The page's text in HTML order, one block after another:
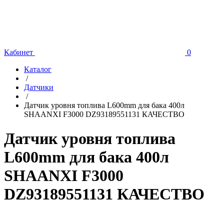
Кабинет
0
Каталог
/
Датчики
/
Датчик уровня топлива L600mm для бака 400л
SHAANXI F3000 DZ93189551131 КАЧЕСТВО
Датчик уровня топлива
L600mm для бака 400л
SHAANXI F3000
DZ93189551131 КАЧЕСТВО